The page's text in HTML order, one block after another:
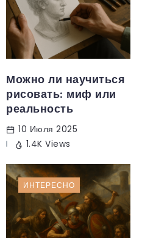
Можно ли научиться
рисовать: миф или
реальность
10 Июля 2025
1.4K Views
ИНТЕРЕСНО